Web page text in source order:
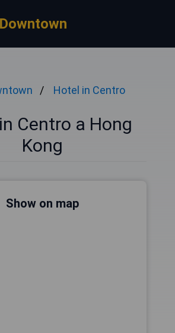
Hotel in Centro
Centro a Hong
Kong
Show on map